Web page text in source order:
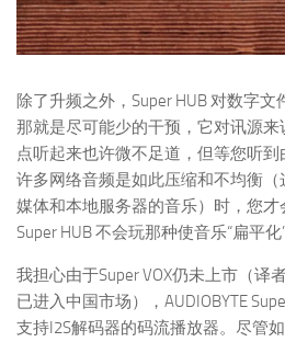
除了升频之外，Super HUB 对数字文
那就是尽可能少的干预，它对讯源
点听起来也许微不足道，但等您听
许多网络音频是如此压缩和不均衡
媒体和本地服务器的音乐）时，您才
Super HUB 不会玩那种使音乐“扁平化
我担心由于Super VOX仍未上市（译
已进入中国市场），AUDIOBYTE
支持I2S解码器的码流播放器。尽管